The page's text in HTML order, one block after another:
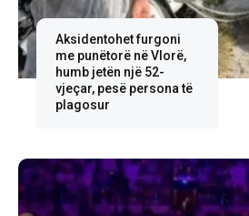
Aksidentohet furgoni
me punëtorë në Vlorë,
humb jetën një 52-
vjeçar, pesë persona të
plagosur